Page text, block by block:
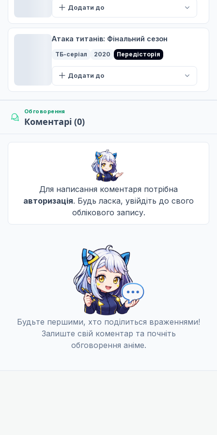
Захід сонця
21 лют. 2022
Гордість
07 бер. 2022
Ретроспектива
21 бер. 2022
Додати до
Атака титанів: Фінальний сезон
ТБ-серіал 2020 Передісторія
Додати до
Обговорення
Коментарі (0)
Для написання коментаря потрібна
авторизація. Будь ласка, увійдіть до свого
облікового запису.
Будьте першими, хто поділиться враженнями!
Залиште свій коментар та почніть
обговорення аніме.